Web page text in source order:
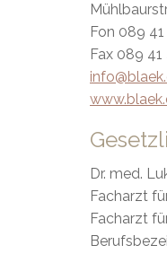
Fon 089
Fax 089
Dr. med.
Facharzt
Facharzt